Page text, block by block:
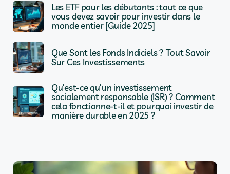
Les ETF pour les débutants : tout ce que
vous devez savoir pour investir dans le
monde entier [Guide 2025]
Que Sont les Fonds Indiciels ? Tout Savoir
Sur Ces Investissements
Qu’est-ce qu’un investissement
socialement responsable (ISR) ? Comment
cela fonctionne-t-il et pourquoi investir de
manière durable en 2025 ?